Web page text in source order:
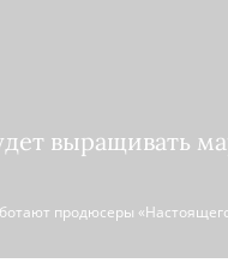
выращивать
продюсеры